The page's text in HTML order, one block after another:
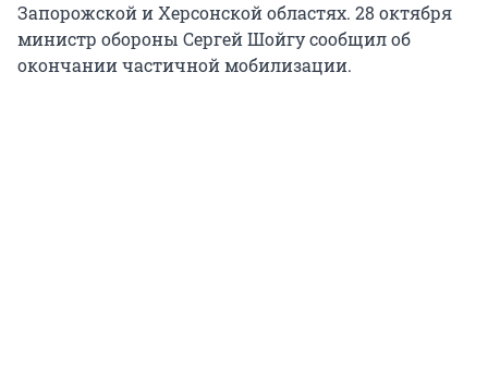
Запорожской и Херсонской областях. 28 октября
министр обороны Сергей Шойгу сообщил об
окончании частичной мобилизации.